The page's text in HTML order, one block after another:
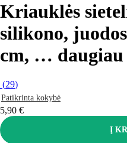
Kriauklės
silikono,
cm, … daugiau
(29)
Patikrinta kokybė
5,90 €
Į